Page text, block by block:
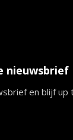
nieuwsbrief
en blijf up